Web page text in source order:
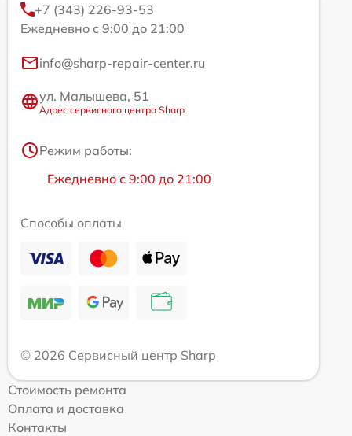
+7 (343) 226-93-53
Ежедневно с 9:00 до 21:00
info@sharp-repair-center.ru
ул. Малышева, 51
Адрес сервисного центра Sharp
Режим работы:
Ежедневно с 9:00 до 21:00
Способы оплаты
© 2026 Сервисный центр Sharp
Стоимость ремонта
Оплата и доставка
Контакты